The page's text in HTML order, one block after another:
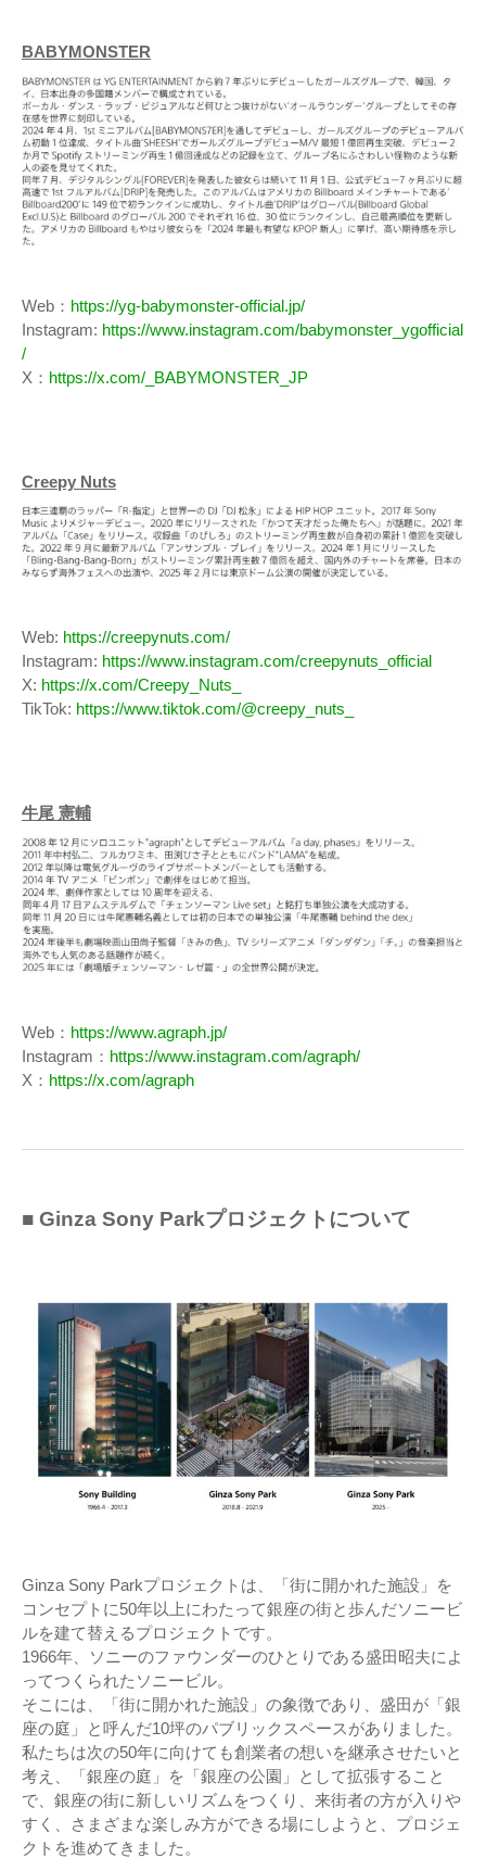
BABYMONSTER
Web： https://yg-babymonster-official.jp/
Instagram: https://www.instagram.com/babymonster_ygofficial
/
X： https://x.com/_BABYMONSTER_JP
Creepy Nuts
Web: https://creepynuts.com/
Instagram: https://www.instagram.com/creepynuts_official
X: https://x.com/Creepy_Nuts_
TikTok: https://www.tiktok.com/@creepy_nuts_
牛尾 憲輔
Web： https://www.agraph.jp/
Instagram： https://www.instagram.com/agraph/
X： https://x.com/agraph
■ Ginza Sony Parkプロジェクトについて
Ginza Sony Parkプロジェクトは、「街に開かれた施設」を
コンセプトに50年以上にわたって銀座の街と歩んだソニービ
ルを建て替えるプロジェクトです。
1966年、ソニーのファウンダーのひとりである盛田昭夫によ
ってつくられたソニービル。
そこには、「街に開かれた施設」の象徴であり、盛田が「銀
座の庭」と呼んだ10坪のパブリックスペースがありました。
私たちは次の50年に向けても創業者の想いを継承させたいと
考え、「銀座の庭」を「銀座の公園」として拡張すること
で、銀座の街に新しいリズムをつくり、来街者の方が入りや
すく、さまざまな楽しみ方ができる場にしようと、プロジェ
クトを進めてきました。